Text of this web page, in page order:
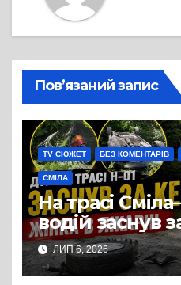
Пов’язаний запис
TV СЮЖЕТ БЕЗ КОМЕНТАРІВ
СМІЛА
На трасі
водій заснув
спричинив
постраждала
ЛИП 6, 2026